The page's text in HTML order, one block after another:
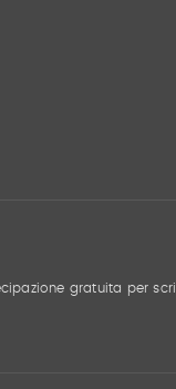
gratuita per